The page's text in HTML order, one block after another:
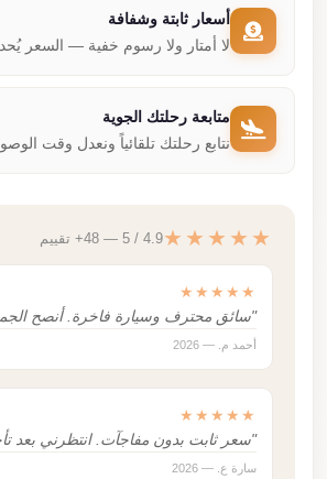
أسعار ثابتة وشفافة
لا أمتار ولا رسوم خفية — السعر
متابعة رحلتك الجوية
نتابع رحلتك تلقائياً ونعدل وقت
★★★★★4.9 / 5 — 48+ تقييم
★★★★★
"سائق محترف وسيارة فاخرة. أنصح
أحمد م. — 2026
★★★★★
"سعر ثابت بدون مفاجآت. انتظرني بعد
سارة ع. — 2026